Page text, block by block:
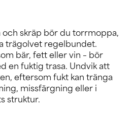
skräp bör du torrmoppa,
trägolvet regelbundet.
bär, fett eller vin – bör
en fuktig trasa. Undvik att
eftersom fukt kan tränga
missfärgning eller i
struktur.